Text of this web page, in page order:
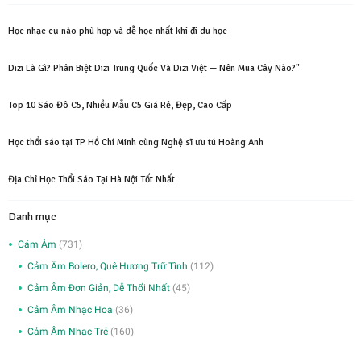
1,000,000₫.
là:
Học nhạc cụ nào phù hợp và dễ học nhất khi đi du học
Dizi Là Gì? Phân Biệt Dizi Trung Quốc Và Dizi Việt — Nên Mua Cây Nào?"
Top 10 Sáo Đô C5, Nhiều Mẫu C5 Giá Rẻ, Đẹp, Cao Cấp
Học thổi sáo tại TP Hồ Chí Minh cùng Nghệ sĩ ưu tú Hoàng Anh
Địa Chỉ Học Thổi Sáo Tại Hà Nội Tốt Nhất
Danh mục
Cảm Âm (731)
Cảm Âm Bolero, Quê Hương Trữ Tình (112)
Cảm Âm Đơn Giản, Dễ Thổi Nhất (45)
Cảm Âm Nhạc Hoa (36)
Cảm Âm Nhạc Trẻ (160)